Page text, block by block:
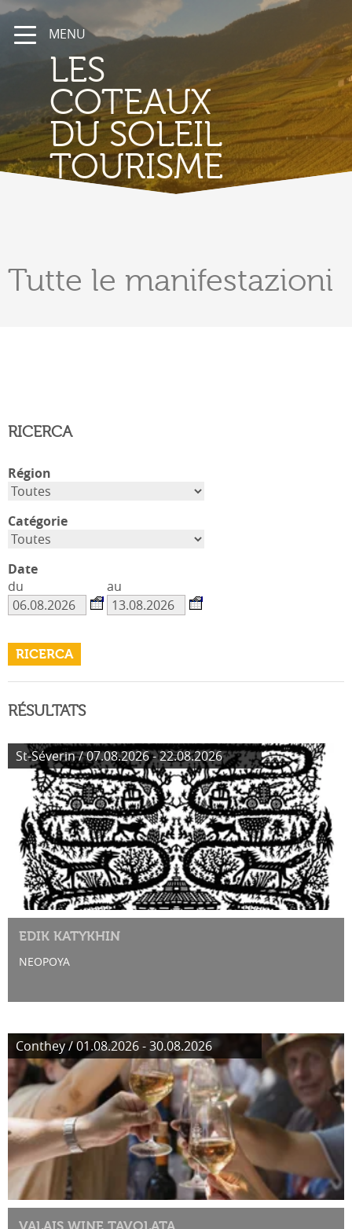
MENU
LES
COTEAUX
DU SOLEIL
TOURISME
Tutte le manifestazioni
RICERCA
Région
Catégorie
Date
du
au
RÉSULTATS
St-Séverin / 07.08.2026 - 22.08.2026
EDIK KATYKHIN
NEOPOYA
Conthey / 01.08.2026 - 30.08.2026